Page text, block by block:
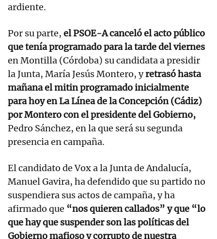
ardiente.
Por su parte, el PSOE-A canceló el acto público
que tenía programado para la tarde del viernes
en Montilla (Córdoba) su candidata a presidir
la Junta, María Jesús Montero, yretrasó hasta
mañana el mitin programado inicialmente
para hoy en La Línea de la Concepción (Cádiz)
por Montero con el presidente del Gobierno,
Pedro Sánchez, en la que será su segunda
presencia en campaña.
El candidato de Vox a la Junta de Andalucía,
Manuel Gavira, ha defendido que su partido no
suspendiera sus actos de campaña, y ha
afirmado que “nos quieren callados” y que “lo
que hay que suspender son las políticas del
Gobierno mafioso y corrupto de nuestra